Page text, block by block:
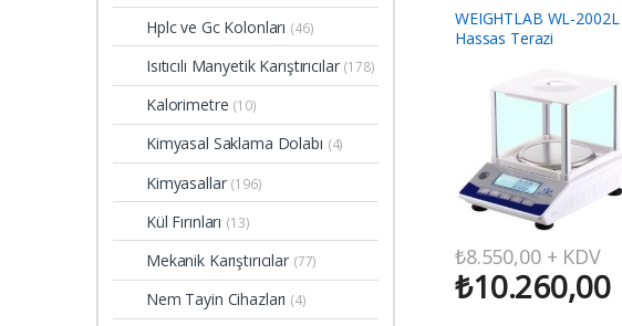
WEIGHTLAB WL-2002L
Hassas Terazi
₺8.550,00+ KDV
₺10.260,00
Hplc ve Gc Kolonları (46)
Isıtıcılı Manyetik Karıştırıcılar (178)
Kalorimetre (10)
Kimyasal Saklama Dolabı (4)
Kimyasallar (196)
Kül Fırınları (13)
Mekanik Karıştırıcılar (77)
Nem Tayin Cihazları (4)